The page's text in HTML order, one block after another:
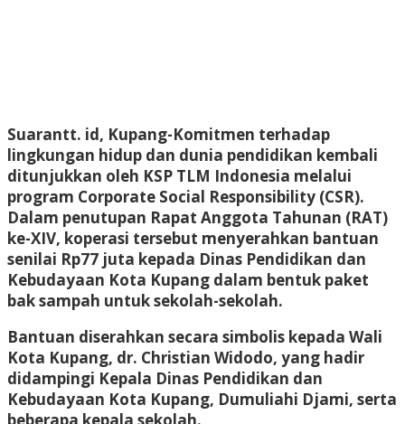
Suarantt. id, Kupang-Komitmen terhadap
lingkungan hidup dan dunia pendidikan kembali
ditunjukkan oleh KSP TLM Indonesia melalui
program Corporate Social Responsibility (CSR).
Dalam penutupan Rapat Anggota Tahunan (RAT)
ke-XIV, koperasi tersebut menyerahkan bantuan
senilai Rp77 juta kepada Dinas Pendidikan dan
Kebudayaan Kota Kupang dalam bentuk paket
bak sampah untuk sekolah-sekolah.
Bantuan diserahkan secara simbolis kepada Wali
Kota Kupang, dr. Christian Widodo, yang hadir
didampingi Kepala Dinas Pendidikan dan
Kebudayaan Kota Kupang, Dumuliahi Djami, serta
beberapa kepala sekolah.